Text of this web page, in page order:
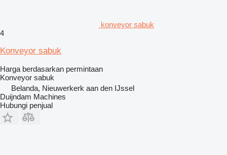
konveyor sabuk
4
Konveyor sabuk
Harga berdasarkan permintaan
Konveyor sabuk
Belanda, Nieuwerkerk aan den IJssel
Duijndam Machines
Hubungi penjual